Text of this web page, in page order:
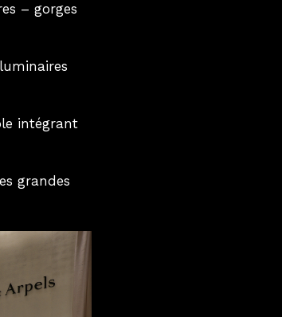
– gorges
intégrant
grandes